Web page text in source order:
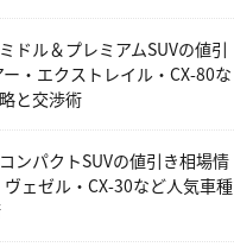
ドル＆プレミアムSUVの値引
・エクストレイル・CX-80な
と交渉術
ンパクトSUVの値引き相場情
ェゼル・CX-30など人気車種